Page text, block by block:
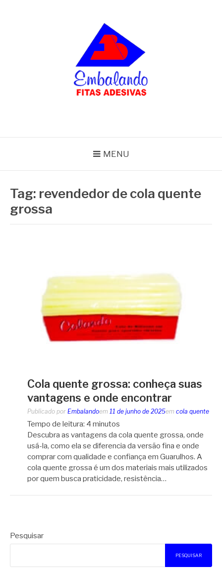
MENU
Tag: revendedor de cola quente
grossa
Cola quente grossa: conheça suas
vantagens e onde encontrar
Publicado por Embalandoem 11 de junho de 2025em cola quente
Tempo de leitura: 4 minutos
Descubra as vantagens da cola quente grossa, onde
usá-la, como ela se diferencia da versão fina e onde
comprar com qualidade e confiança em Guarulhos. A
cola quente grossa é um dos materiais mais utilizados
por quem busca praticidade, resistência…
Pesquisar
PESQUISAR